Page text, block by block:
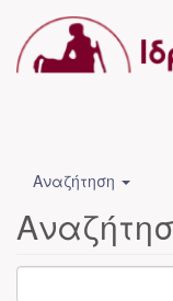
Αναζήτηση